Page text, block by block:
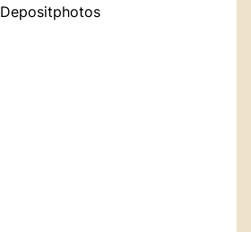
Depositphotos